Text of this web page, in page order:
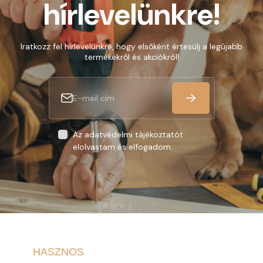
hírlevelünkre!
Iratkozz fel hírlevelünkre, hogy elsőként értesülj a legújabb
termékekről és akciókról!
Az adatvédelmi tájékoztatót
elolvastam és elfogadom.
HASZNOS